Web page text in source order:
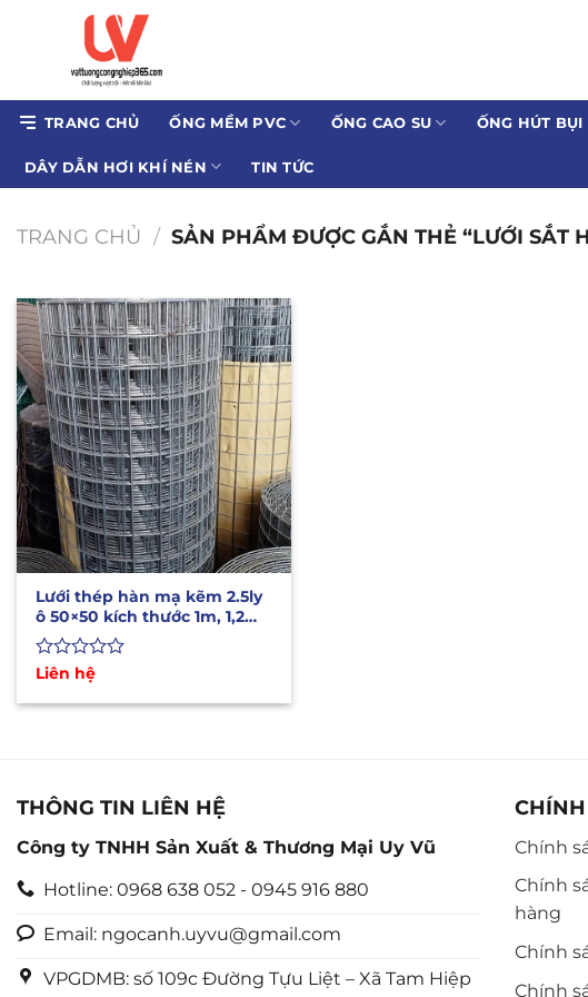
dung
TRANG CHỦ ỐNG MỀM PVC ỐNG CAO SU ỐNG HÚT BỤI
DÂY DẪN HƠI KHÍ NÉN TIN TỨC
TRANG CHỦ / SẢN PHẨM ĐƯỢC GẮN THẺ “LƯỚI SẮT
Lưới thép hàn mạ kẽm 2.5ly
ô 50×50 kích thước 1m, 1,2m
dài 30m
Được
hạng
Liên hệ
THÔNG TIN LIÊN HỆ
Công ty TNHH Sản Xuất & Thương Mại Uy Vũ
Hotline: 0968 638 052 - 0945 916 880
Email: ngocanh.uyvu@gmail.com
VPGDMB: số 109c Đường Tựu Liệt – Xã Tam Hiệp
CHÍNH
Chính
Chính
hàng
Chính
Chính